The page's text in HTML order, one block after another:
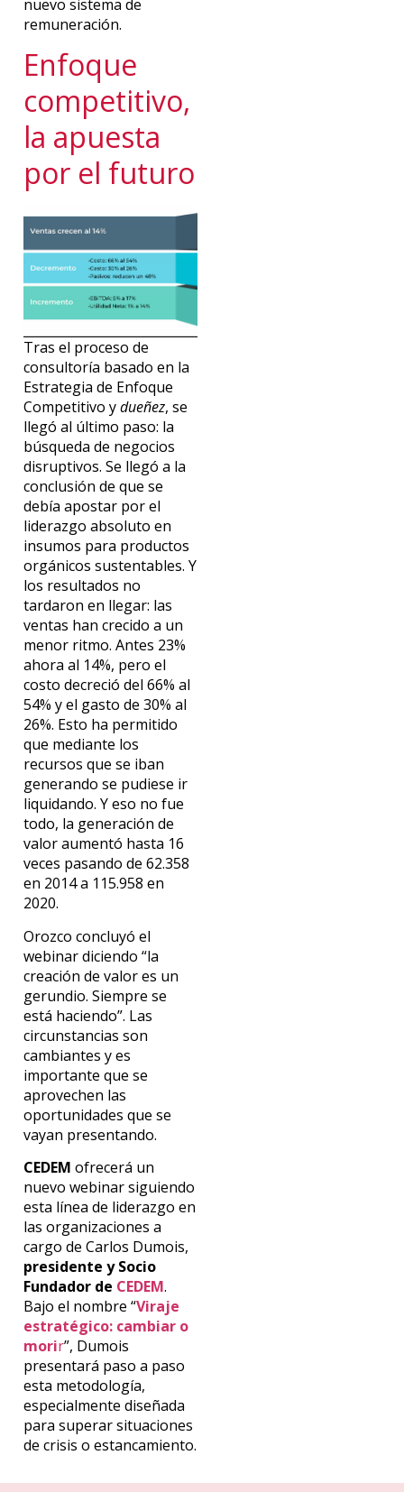
nuevo sistema de
remuneración.
Enfoque
competitivo,
la apuesta
por el futuro
Tras el proceso de
consultoría basado en la
Estrategia de Enfoque
Competitivo ydueñez, se
llegó al último paso: la
búsqueda de negocios
disruptivos. Se llegó a la
conclusión de que se
debía apostar por el
liderazgo absoluto en
insumos para productos
orgánicos sustentables. Y
los resultados no
tardaron en llegar: las
ventas han crecido a un
menor ritmo. Antes 23%
ahora al 14%, pero el
costo decreció del 66% al
54% y el gasto de 30% al
26%. Esto ha permitido
que mediante los
recursos que se iban
generando se pudiese ir
liquidando. Y eso no fue
todo, la generación de
valor aumentó hasta 16
veces pasando de 62.358
en 2014 a 115.958 en
2020.
Orozco concluyó el
webinar diciendo “la
creación de valor es un
gerundio. Siempre se
está haciendo”. Las
circunstancias son
cambiantes y es
importante que se
aprovechen las
oportunidades que se
vayan presentando.
CEDEM ofrecerá un
nuevo webinar siguiendo
esta línea de liderazgo en
las organizaciones a
cargo de Carlos Dumois,
presidente y Socio
Fundador de CEDEM.
Bajo el nombre “Viraje
estratégico: cambiar o
morir”, Dumois
presentará paso a paso
esta metodología,
especialmente diseñada
para superar situaciones
de crisis o estancamiento.